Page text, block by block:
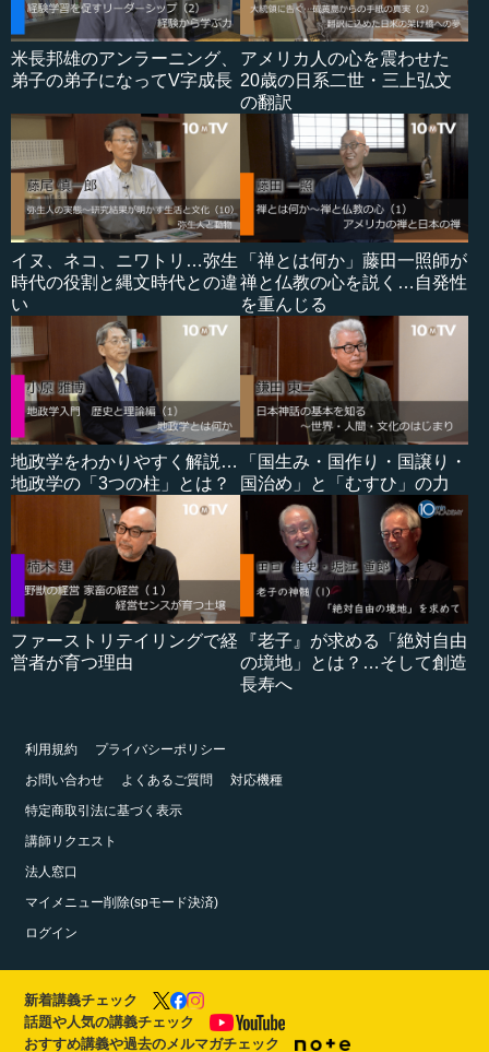
米長邦雄のアンラーニング、
弟子の弟子になってV字成長
アメリカ人の心を震わせた
20歳の日系二世・三上弘文
の翻訳
イヌ、ネコ、ニワトリ…弥生
時代の役割と縄文時代との違
い
「禅とは何か」藤田一照師が
禅と仏教の心を説く…自発性
を重んじる
地政学をわかりやすく解説…
地政学の「3つの柱」とは？
「国生み・国作り・国譲り・
国治め」と「むすひ」の力
ファーストリテイリングで経
営者が育つ理由
『老子』が求める「絶対自由
の境地」とは？…そして創造
長寿へ
利用規約
プライバシーポリシー
お問い合わせ
よくあるご質問
対応機種
特定商取引法に基づく表示
講師リクエスト
法人窓口
マイメニュー削除(spモード決済)
ログイン
新着講義チェック
話題や人気の講義チェック
おすすめ講義や過去のメルマガチェック